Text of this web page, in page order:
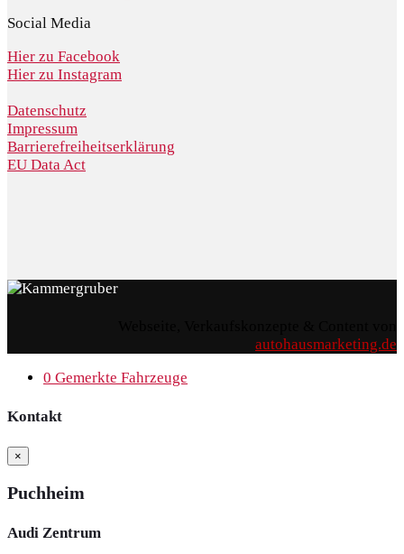
Social Media
Hier zu Facebook
Hier zu Instagram
Datenschutz
Impressum
Barrierefreiheitserklärung
EU Data Act
autohausmarketing.de
0 Gemerkte Fahrzeuge
Kontakt
×
Puchheim
Audi Zentrum